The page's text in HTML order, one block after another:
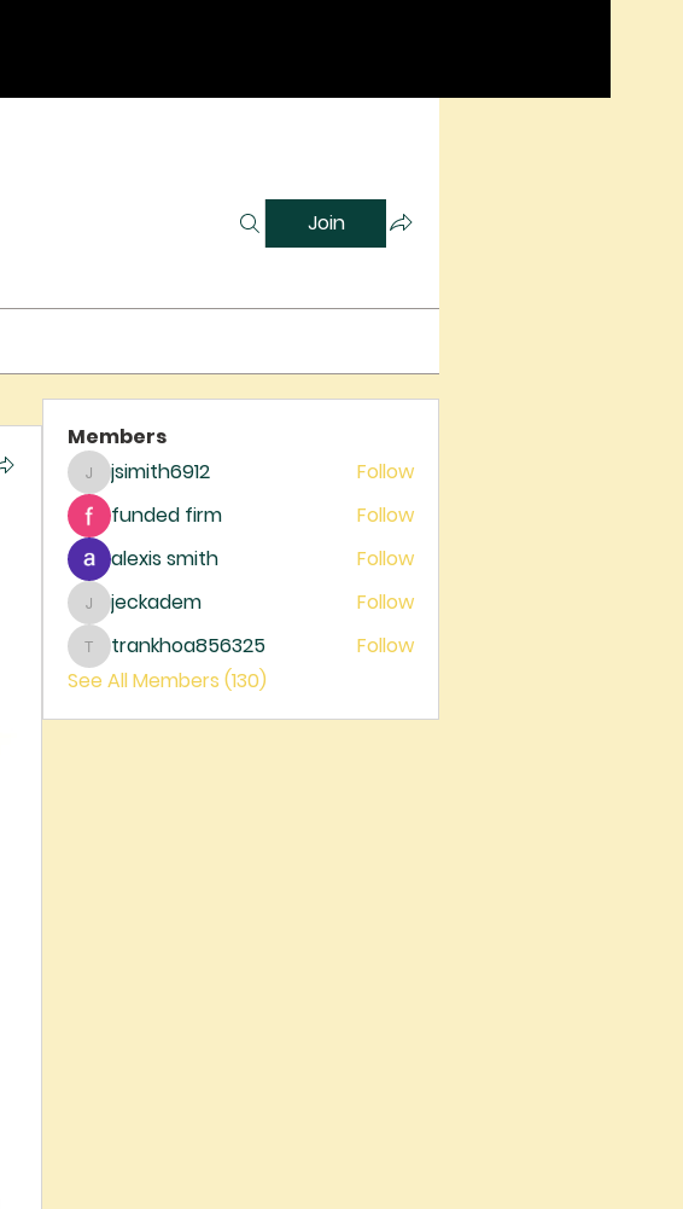
Join
Members
jsimith6912
jsimith6912
Follow
funded firm
Follow
alexis smith
Follow
jeckadem
jeckadem Follow
trankhoa856325
trankhoa856325
Follow
See All Members (130)